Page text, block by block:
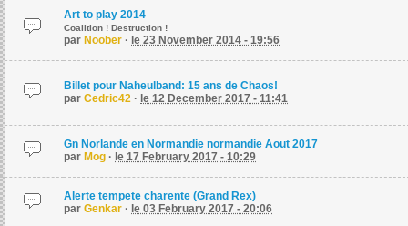
Art to play 2014
Coalition ! Destruction !
par Noober · le 23 November 2014 - 19:56
Billet pour Naheulband: 15 ans de Chaos!
par Cedric42 · le 12 December 2017 - 11:41
Gn Norlande en Normandie normandie Aout 2017
par Mog · le 17 February 2017 - 10:29
Alerte tempete charente (Grand Rex)
par Genkar · le 03 February 2017 - 20:06